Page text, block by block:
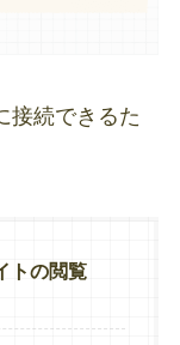
接続できるた
トの閲覧